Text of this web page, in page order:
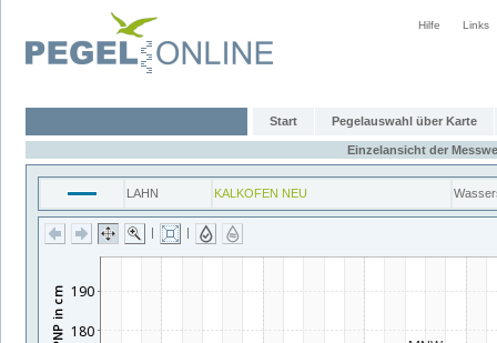
Hilfe Links
Start Pegelauswahl über Karte
Einzelansicht der
LAHN KALKOFEN NEU
| |